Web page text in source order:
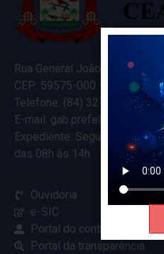
Rua General João Varela, 635
CEP: 59575-000 – Ceará-
Telefone: (84) 3274-5916
E-mail:
Expediente: Segunda à Sexta
das 08h às 14h
Ouvidoria
e-SIC
Portal do contribuinte
Portal da transparência